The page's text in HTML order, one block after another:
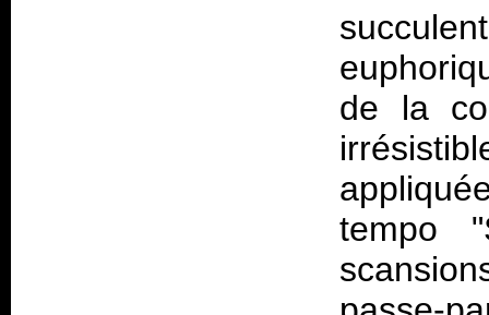
de la
tempo